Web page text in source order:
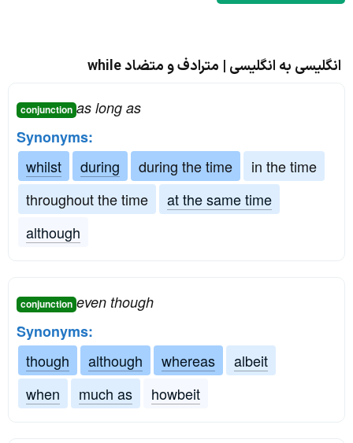
انگلیسی به انگلیسی | مترادف و متضاد while
conjunction as long as
Synonyms:
whilst
during during the time
in the time
throughout the time
at the same time
although
conjunction even though
Synonyms:
though
although whereas
albeit
when
much as howbeit